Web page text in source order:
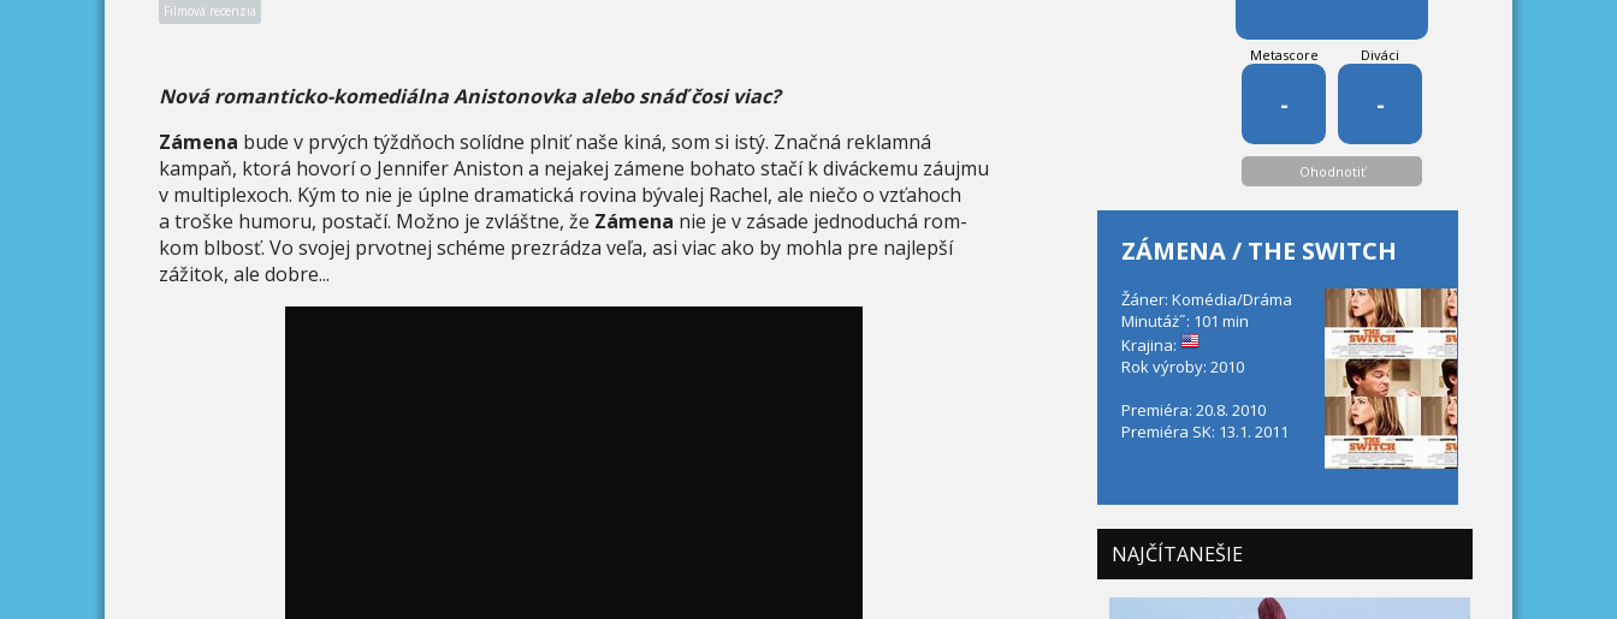
Filmová recenzia
Nová romanticko-komediálna Anistonovka alebo snáď čosi viac?
Zámena bude v prvých týždňoch solídne plniť naše kiná, som si istý. Značná reklamná
kampaň, ktorá hovorí o Jennifer Aniston a nejakej zámene bohato stačí k diváckemu záujmu
v multiplexoch. Kým to nie je úplne dramatická rovina bývalej Rachel, ale niečo o vzťahoch
a troške humoru, postačí. Možno je zvláštne, že Zámena nie je v zásade jednoduchá rom-
kom blbosť. Vo svojej prvotnej schéme prezrádza veľa, asi viac ako by mohla pre najlepší
zážitok, ale dobre...
Metascore
-
Diváci
-
Ohodnotiť
ZÁMENA / THE SWITCH
Žáner: Komédia/Dráma
Minutáż˝: 101 min
Krajina:
Rok výroby: 2010
Premiéra: 20.8. 2010
Premiéra SK: 13.1. 2011
NAJČÍTANEŠIE